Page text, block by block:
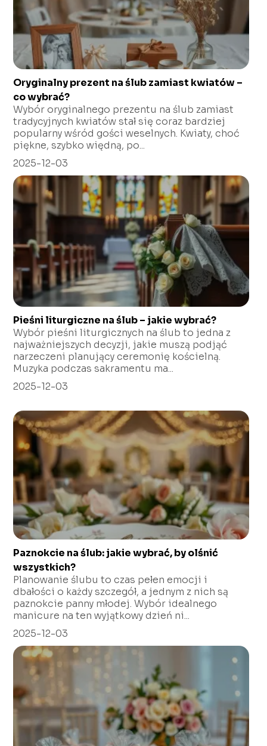
Oryginalny prezent na ślub zamiast kwiatów –
co wybrać?
Wybór oryginalnego prezentu na ślub zamiast
tradycyjnych kwiatów stał się coraz bardziej
popularny wśród gości weselnych. Kwiaty, choć
piękne, szybko więdną, po...
2025-12-03
Pieśni liturgiczne na ślub – jakie wybrać?
Wybór pieśni liturgicznych na ślub to jedna z
najważniejszych decyzji, jakie muszą podjąć
narzeczeni planujący ceremonię kościelną.
Muzyka podczas sakramentu ma...
2025-12-03
Paznokcie na ślub: jakie wybrać, by olśnić
wszystkich?
Planowanie ślubu to czas pełen emocji i
dbałości o każdy szczegół, a jednym z nich są
paznokcie panny młodej. Wybór idealnego
manicure na ten wyjątkowy dzień ni...
2025-12-03